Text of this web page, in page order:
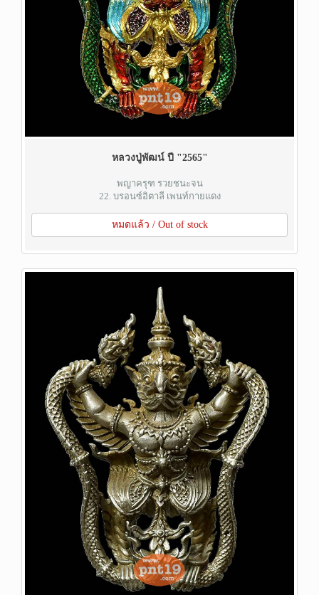
หลวงปู่พัฒน์ ปี "2565"
พญาครุฑ รวยชนะจน
22. บรอนซ์อิตาลี เพนท์กายแดง
หมดแล้ว / Out of stock